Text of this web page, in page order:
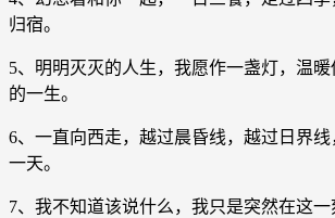
归宿。
5、明明灭灭的人生，我愿作一盏灯，温
的一生。
6、一直向西走，越过晨昏线，越过日界
一天。
7、我不知道该说什么，我只是突然在这一